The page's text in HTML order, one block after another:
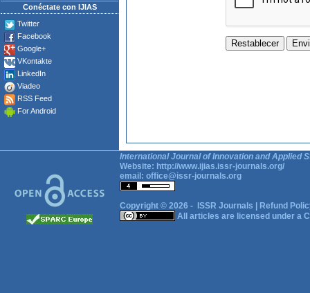
Conéctate con IJIAS
Twitter
Facebook
Google+
VKontakte
LinkedIn
Viadeo
RSS Feed
For Android
International Journal of Innovation and Applied
Website: http://www.ijias.issr-journals.org/
email: office@issr-journals.org
Copyright © 2026 - ISSR Journals
Refund
All articles are licensed under a